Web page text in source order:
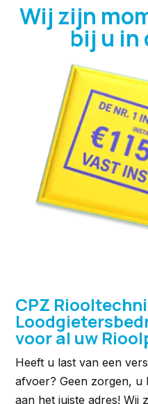
Wij zijn
bij u in
CPZ
voor al uw
Heeft u last van een
afvoer? Geen zorgen, u
aan het juiste adres! Wij